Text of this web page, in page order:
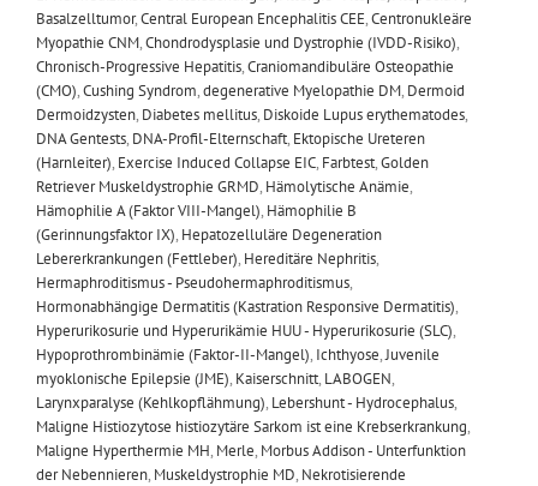
Basalzelltumor,Central European Encephalitis CEE,Centronukleäre
Myopathie CNM,Chondrodysplasie und Dystrophie (IVDD-Risiko),
Chronisch-Progressive Hepatitis,Craniomandibuläre Osteopathie
(CMO),Cushing Syndrom,degenerative Myelopathie DM, Dermoid
Dermoidzysten, Diabetes mellitus, Diskoide Lupus erythematodes,
DNA Gentests, DNA-Profil-Elternschaft, Ektopische Ureteren
(Harnleiter), Exercise Induced Collapse EIC, Farbtest,Golden
Retriever Muskeldystrophie GRMD, Hämolytische Anämie,
Hämophilie A (Faktor VIII-Mangel), Hämophilie B
(Gerinnungsfaktor IX), Hepatozelluläre Degeneration
Lebererkrankungen (Fettleber), Hereditäre Nephritis,
Hermaphroditismus - Pseudohermaphroditismus,
Hormonabhängige Dermatitis (Kastration Responsive Dermatitis),
Hyperurikosurie und Hyperurikämie HUU - Hyperurikosurie (SLC),
Hypoprothrombinämie (Faktor-II-Mangel), Ichthyose,Juvenile
myoklonische Epilepsie (JME), Kaiserschnitt, LABOGEN,
Larynxparalyse (Kehlkopflähmung), Lebershunt - Hydrocephalus,
Maligne Histiozytose histiozytäre Sarkom ist eine Krebserkrankung,
Maligne Hyperthermie MH, Merle, Morbus Addison - Unterfunktion
der Nebennieren, Muskeldystrophie MD, Nekrotisierende